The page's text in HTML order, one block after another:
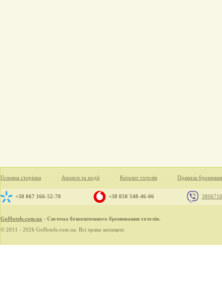
Головна сторінка Анонси та події Каталог готелів Правила
+38 067 166-52-70 +38 050 548-46-06
GoHotels.com.ua - Система безкоштовного бронювання готелів.
© 2011 - 2026 GoHotels.com.ua. Всі права захищені.